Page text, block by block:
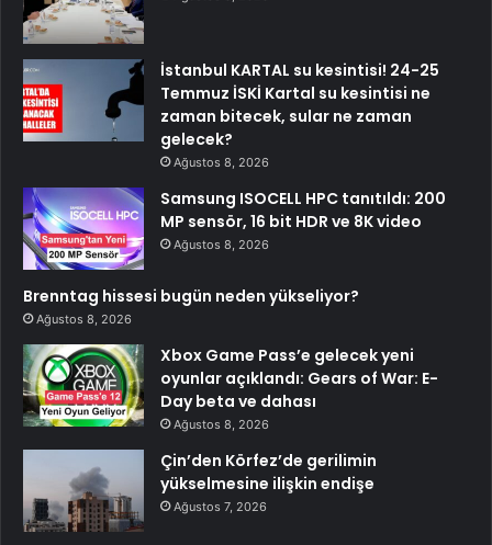
İstanbul KARTAL su kesintisi! 24-25
Temmuz İSKİ Kartal su kesintisi ne
zaman bitecek, sular ne zaman
gelecek?
Ağustos 8, 2026
Samsung ISOCELL HPC tanıtıldı: 200
MP sensör, 16 bit HDR ve 8K video
Ağustos 8, 2026
Brenntag hissesi bugün neden yükseliyor?
Ağustos 8, 2026
Xbox Game Pass’e gelecek yeni
oyunlar açıklandı: Gears of War: E-
Day beta ve dahası
Ağustos 8, 2026
Çin’den Körfez’de gerilimin
yükselmesine ilişkin endişe
Ağustos 7, 2026